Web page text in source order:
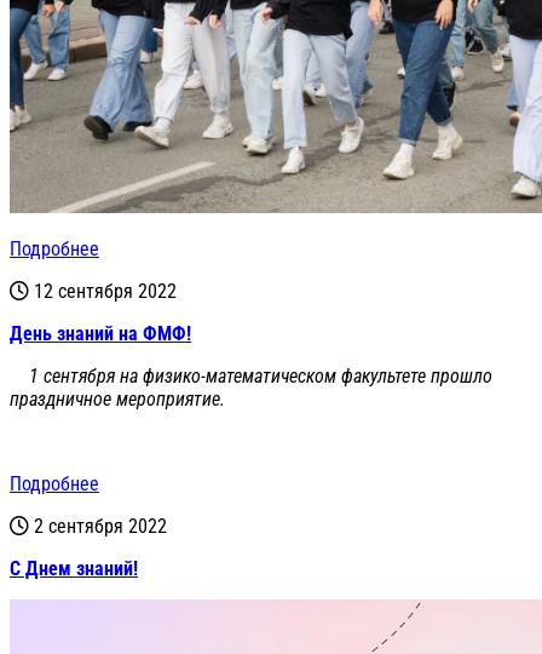
Подробнее
12 сентября 2022
День знаний на ФМФ!
1 сентября на физико-математическом факультете прошло
праздничное мероприятие.
Подробнее
2 сентября 2022
С Днем знаний!